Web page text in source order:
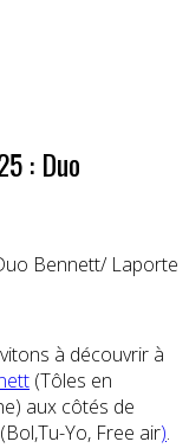
: Duo
à découvrir à
(Tôles en
aux côtés de
Yo, Free air).